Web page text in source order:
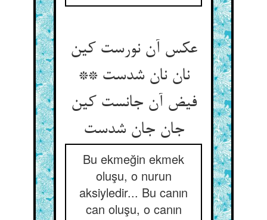
عکس آن نورست کین
نان نان شدست **
فیض آن جانست کین
جان جان شدست
Bu ekmeğin ekmek
oluşu, o nurun
aksiyledir... Bu canın
can oluşu, o canın